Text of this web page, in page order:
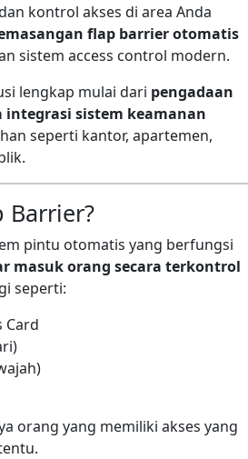
kontrol akses di area Anda
flap barrier otomatis
sistem access control modern.
lengkap mulai dari pengadaan
sistem keamanan
seperti kantor, apartemen,
Barrier?
pintu otomatis yang berfungsi
masuk orang secara terkontrol
seperti:
Card
orang yang memiliki akses yang